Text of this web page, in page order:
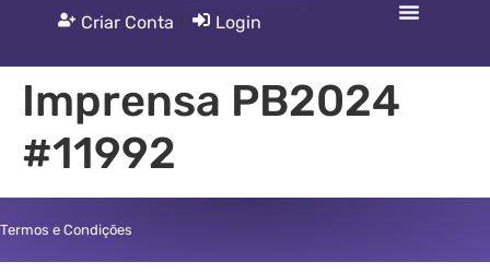
Criar Conta Login
Imprensa PB2024
#11992
Termos e Condições